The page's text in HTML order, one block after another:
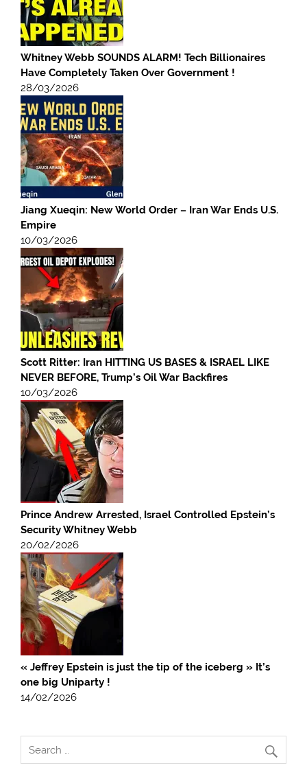
Whitney Webb SOUNDS ALARM! Tech Billionaires
Have Completely Taken Over Government !
28/03/2026
Jiang Xueqin: New World Order – Iran War Ends U.S.
Empire
10/03/2026
Scott Ritter: Iran HITTING US BASES & ISRAEL LIKE
NEVER BEFORE, Trump’s Oil War Backfires
10/03/2026
Prince Andrew Arrested, Israel Controlled Epstein’s
Security Whitney Webb
20/02/2026
« Jeffrey Epstein is just the tip of the iceberg » It’s
one big Uniparty !
14/02/2026